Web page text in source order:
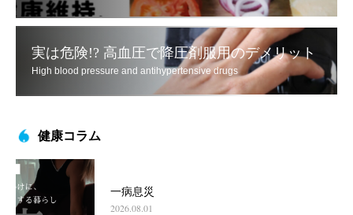
実は危険!? 高血圧で降圧剤服用のデメリット
High blood pressure and antihypertensive drugs
健康コラム
一病息災
2026.08.01